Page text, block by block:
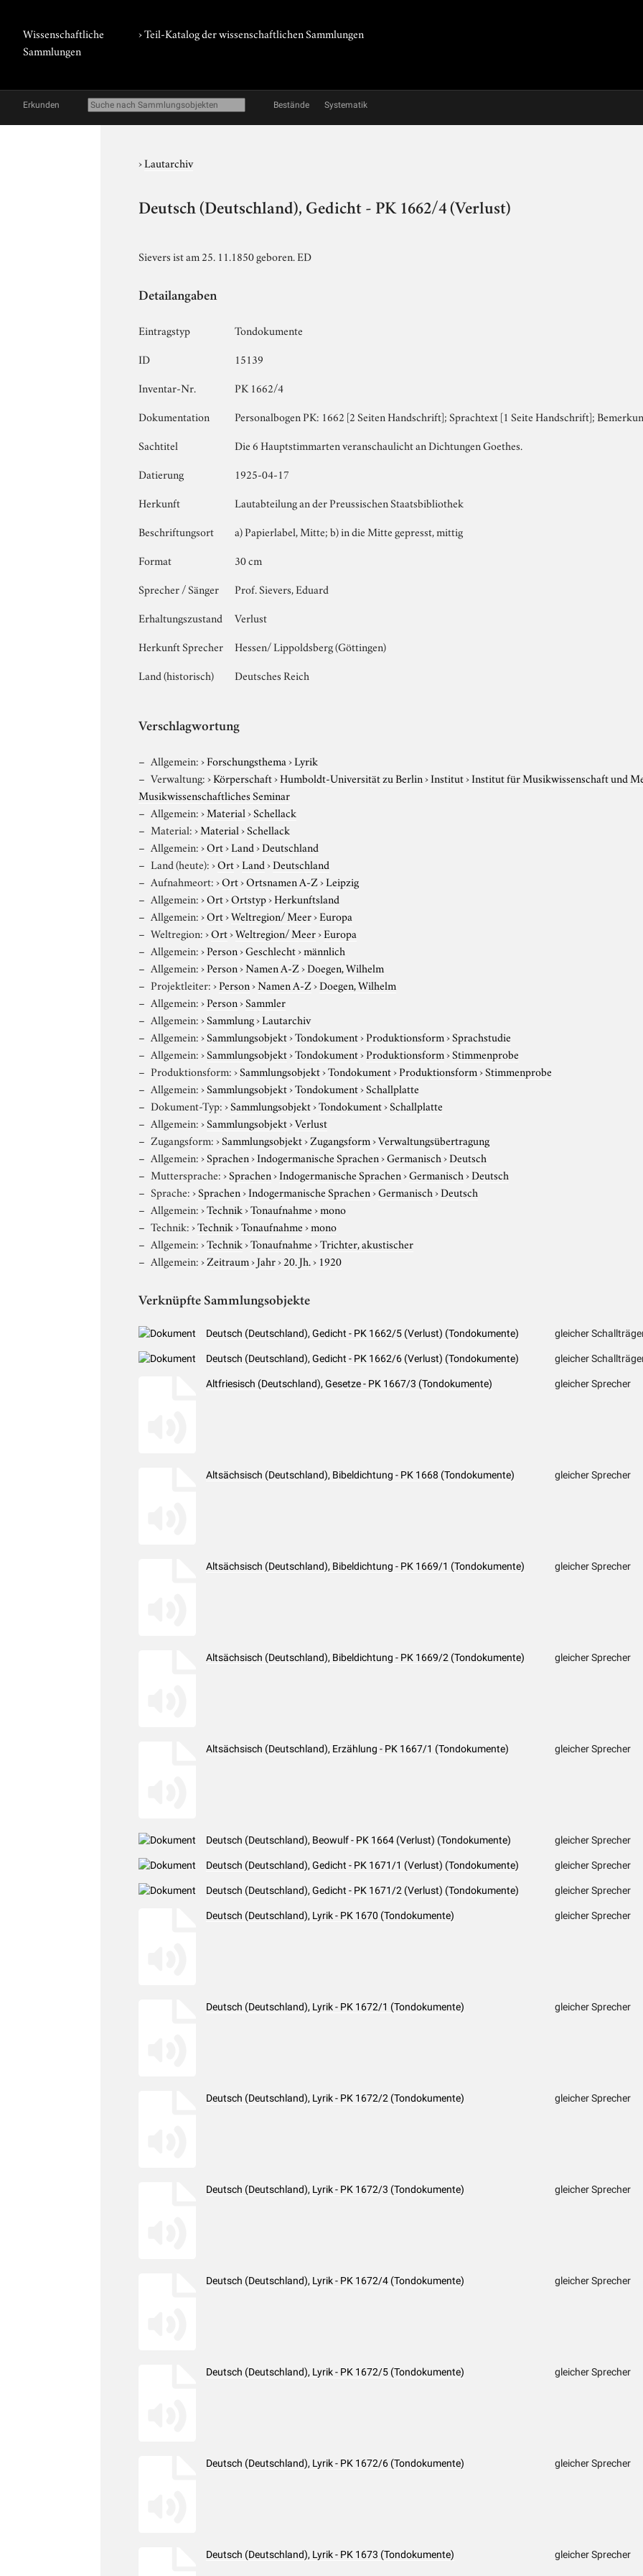
Wissenschaftliche
Sammlungen
› Teil-Katalog der wissenschaftlichen Sammlungen
Erkunden Bestände Systematik
›Lautarchiv
Deutsch (Deutschland), Gedicht - PK 1662/4 (Verlust)
Sievers ist am 25. 11.1850 geboren. ED
Detailangaben
Eintragstyp
Tondokumente
ID
15139
Inventar-Nr.
PK 1662/4
Dokumentation
Personalbogen PK: 1662 [2 Seiten Handschrift]; Sprachtext [1 Seite Handschrift];
Sachtitel
Die 6 Hauptstimmarten veranschaulicht an Dichtungen Goethes.
Datierung
1925-04-17
Herkunft
Lautabteilung an der Preussischen Staatsbibliothek
Beschriftungsort
a) Papierlabel, Mitte; b) in die Mitte gepresst, mittig
Format
30 cm
Sprecher / Sänger
Prof. Sievers, Eduard
Erhaltungszustand
Verlust
Herkunft Sprecher
Hessen/ Lippoldsberg (Göttingen)
Land (historisch)
Deutsches Reich
Verschlagwortung
Allgemein:›Forschungsthema›Lyrik
Verwaltung:›Körperschaft›Humboldt-Universität zu Berlin›Institut›Institut für Musikwissenschaft und
Musikwissenschaftliches Seminar
Allgemein:›Material›Schellack
Material:›Material›Schellack
Allgemein:›Ort›Land›Deutschland
Land (heute):›Ort›Land›Deutschland
Aufnahmeort:›Ort›Ortsnamen A-Z›Leipzig
Allgemein:›Ort›Ortstyp›Herkunftsland
Allgemein:›Ort›Weltregion/ Meer›Europa
Weltregion:›Ort›Weltregion/ Meer›Europa
Allgemein:›Person›Geschlecht›männlich
Allgemein:›Person›Namen A-Z›Doegen, Wilhelm
Projektleiter:›Person›Namen A-Z›Doegen, Wilhelm
Allgemein:›Person›Sammler
Allgemein:›Sammlung›Lautarchiv
Allgemein:›Sammlungsobjekt›Tondokument›Produktionsform›Sprachstudie
Allgemein:›Sammlungsobjekt›Tondokument›Produktionsform›Stimmenprobe
Produktionsform:›Sammlungsobjekt›Tondokument›Produktionsform›Stimmenprobe
Allgemein:›Sammlungsobjekt›Tondokument›Schallplatte
Dokument-Typ:›Sammlungsobjekt›Tondokument›Schallplatte
Allgemein:›Sammlungsobjekt›Verlust
Zugangsform:›Sammlungsobjekt›Zugangsform›Verwaltungsübertragung
Allgemein:›Sprachen›Indogermanische Sprachen›Germanisch›Deutsch
Muttersprache:›Sprachen›Indogermanische Sprachen›Germanisch›Deutsch
Sprache:›Sprachen›Indogermanische Sprachen›Germanisch›Deutsch
Allgemein:›Technik›Tonaufnahme›mono
Technik:›Technik›Tonaufnahme›mono
Allgemein:›Technik›Tonaufnahme›Trichter, akustischer
Allgemein:›Zeitraum›Jahr›20. Jh.› 1920
Verknüpfte Sammlungsobjekte
Deutsch (Deutschland), Gedicht - PK 1662/5 (Verlust) (Tondokumente) gleicher
Deutsch (Deutschland), Gedicht - PK 1662/6 (Verlust) (Tondokumente) gleicher
Altfriesisch (Deutschland), Gesetze - PK 1667/3 (Tondokumente) gleicher Sprecher
Altsächsisch (Deutschland), Bibeldichtung - PK 1668 (Tondokumente) gleicher Sprecher
Altsächsisch (Deutschland), Bibeldichtung - PK 1669/1 (Tondokumente) gleicher Sprecher
Altsächsisch (Deutschland), Bibeldichtung - PK 1669/2 (Tondokumente) gleicher Sprecher
Altsächsisch (Deutschland), Erzählung - PK 1667/1 (Tondokumente) gleicher Sprecher
Deutsch (Deutschland), Beowulf - PK 1664 (Verlust) (Tondokumente) gleicher Sprecher
Deutsch (Deutschland), Gedicht - PK 1671/1 (Verlust) (Tondokumente) gleicher Sprecher
Deutsch (Deutschland), Gedicht - PK 1671/2 (Verlust) (Tondokumente) gleicher Sprecher
Deutsch (Deutschland), Lyrik - PK 1670 (Tondokumente) gleicher Sprecher
Deutsch (Deutschland), Lyrik - PK 1672/1 (Tondokumente) gleicher Sprecher
Deutsch (Deutschland), Lyrik - PK 1672/2 (Tondokumente) gleicher Sprecher
Deutsch (Deutschland), Lyrik - PK 1672/3 (Tondokumente) gleicher Sprecher
Deutsch (Deutschland), Lyrik - PK 1672/4 (Tondokumente) gleicher Sprecher
Deutsch (Deutschland), Lyrik - PK 1672/5 (Tondokumente) gleicher Sprecher
Deutsch (Deutschland), Lyrik - PK 1672/6 (Tondokumente) gleicher Sprecher
Deutsch (Deutschland), Lyrik - PK 1673 (Tondokumente) gleicher Sprecher